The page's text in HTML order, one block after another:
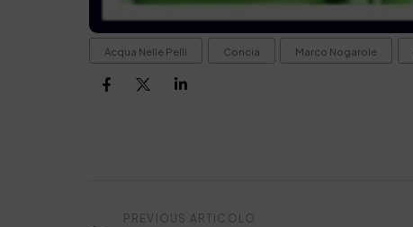
Acqua Nelle Pelli Concia Marco Nogarole
PREVIOUS ARTICOLO